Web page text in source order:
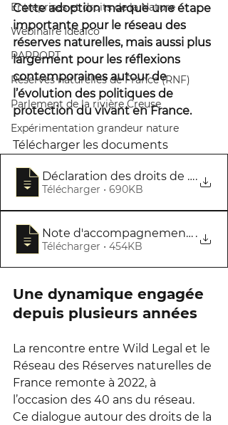
Entreprises et droits de la Nature
Webinaire Idealco
RAPPORT
Réserves naturelles de France (RNF)
Parlement de la rivière Creuse
Expérimentation grandeur nature
Cette adoption marque une étape
importante pour le réseau des
réserves naturelles, mais aussi plus
largement pour les réflexions
contemporaines autour de
l’évolution des politiques de
protection du vivant en France.
Télécharger les documents
Déclaration des droits de la .
Télécharger • 690KB
Note d'accompagnement de la
.
Télécharger • 454KB
Une dynamique engagée
depuis plusieurs années
La rencontre entre Wild Legal et le
Réseau des Réserves naturelles de
France remonte à 2022, à
l’occasion des 40 ans du réseau.
Ce dialogue autour des droits de la